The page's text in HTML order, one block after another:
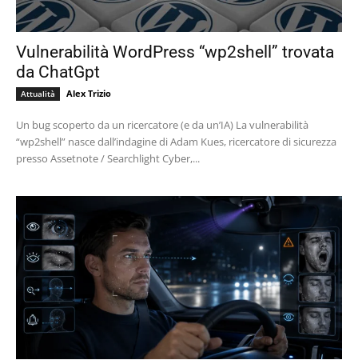
Vulnerabilità WordPress “wp2shell” trovata
da ChatGpt
Attualità Alex Trizio
Un bug scoperto da un ricercatore (e da un’IA) La vulnerabilità
“wp2shell” nasce dall’indagine di Adam Kues, ricercatore di sicurezza
presso Assetnote / Searchlight Cyber,...